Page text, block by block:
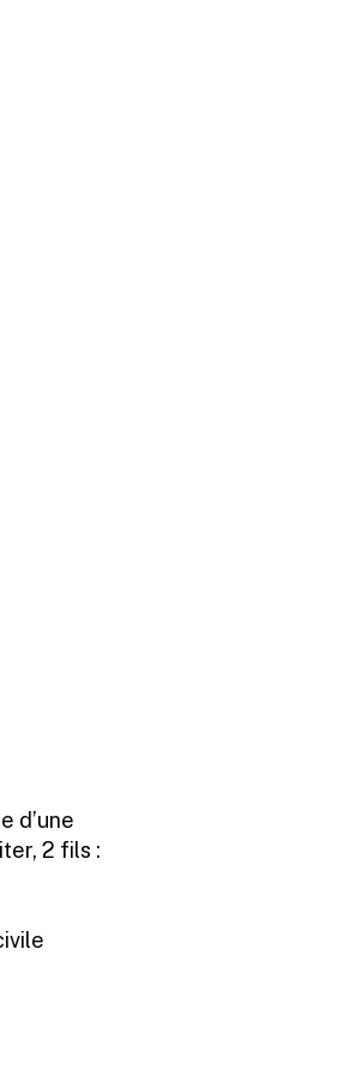
d’une
2 fils :